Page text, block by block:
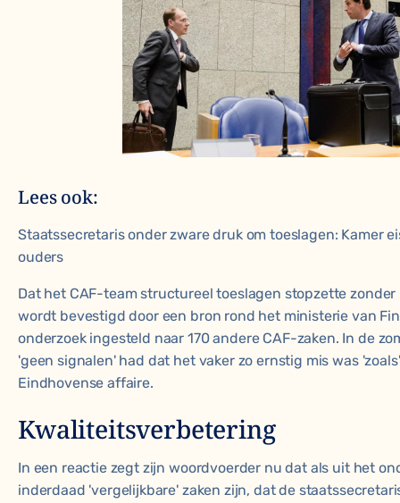
Lees ook:
Staatssecretaris onder zware druk om toeslagen: Kamer
ouders
Dat het CAF-team structureel toeslagen stopzette
wordt bevestigd door een bron rond het ministerie van
onderzoek ingesteld naar 170 andere CAF-zaken. In de
'geen signalen' had dat het vaker zo ernstig mis was
Eindhovense affaire.
Kwaliteitsverbetering
In een reactie zegt zijn woordvoerder nu dat als uit het
inderdaad 'vergelijkbare' zaken zijn, dat de